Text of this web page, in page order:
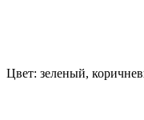
Цвет: зеленый,